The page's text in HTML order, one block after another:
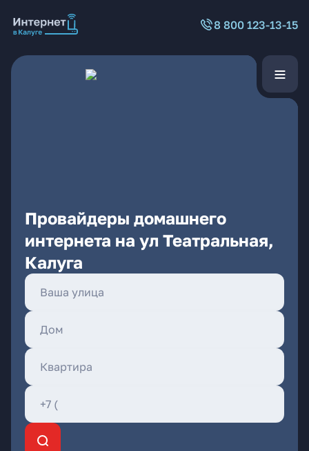
8 800 123-13-15
Провайдеры домашнего
интернета на ул Театральная,
Калуга